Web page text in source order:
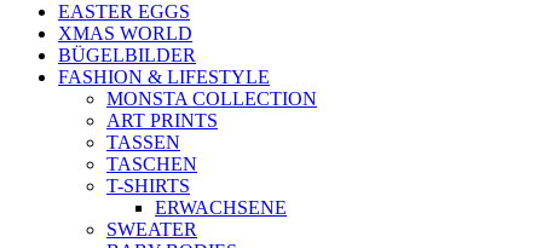
EASTER EGGS
XMAS WORLD
BÜGELBILDER
FASHION & LIFESTYLE
MONSTA COLLECTION
ART PRINTS
TASSEN
TASCHEN
T-SHIRTS
ERWACHSENE
SWEATER